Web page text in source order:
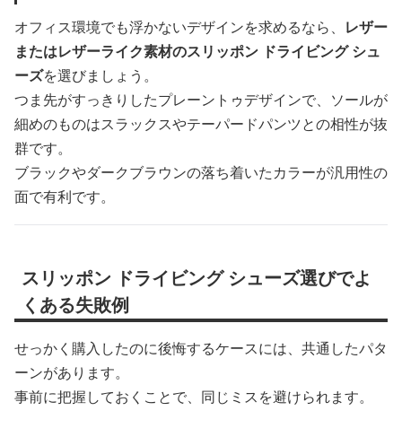
オフィス環境でも浮かないデザインを求めるなら、 レザー
またはレザーライク素材のスリッポン ドライビング シュ
ーズを選びましょう。
つま先がすっきりしたプレーントゥデザインで、ソールが
細めのものはスラックスやテーパードパンツとの相性が抜
群です。
ブラックやダークブラウンの落ち着いたカラーが汎用性の
面で有利です。
スリッポン ドライビング シューズ選びでよ
くある失敗例
せっかく購入したのに後悔するケースには、共通したパタ
ーンがあります。
事前に把握しておくことで、同じミスを避けられます。